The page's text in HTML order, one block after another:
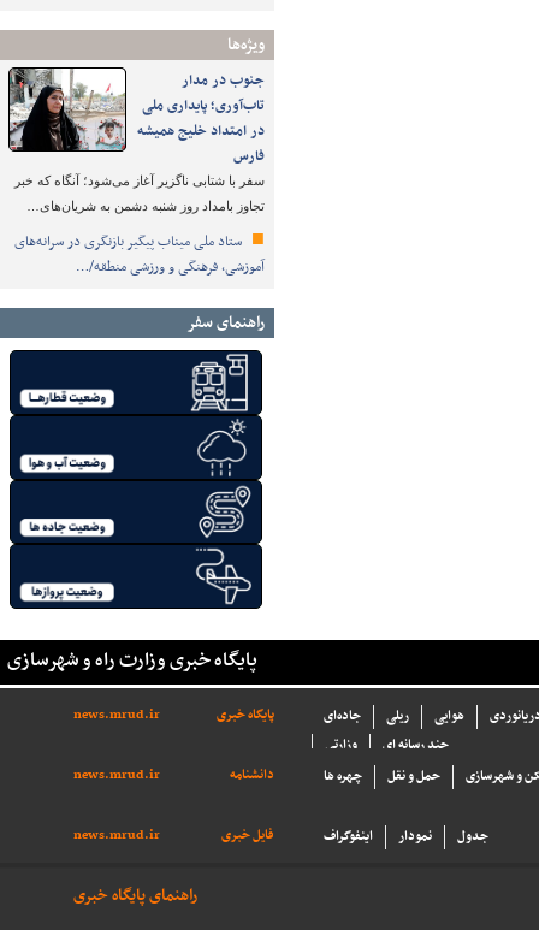
ویژه‌ها
جنوب در مدار
تاب‌آوری؛ پایداری ملی
در امتداد خلیج همیشه
فارس
سفر با شتابی ناگزیر آغاز می‌شود؛ آنگاه که خبر
تجاوز بامداد روز شنبه دشمن به شریان‌های…
ستاد ملی میناب پیگیر بازنگری در سرانه‌های
آموزشی، فرهنگی و ورزشی منطقه/…
راهنمای سفر
پایگاه خبری وزارت راه و شهرسازی
پایگاه خبری news.mrud.ir جاده‌ای ریلی هوایی
وزارتی
چند رسانه ای
دانشنامه
news.mrud.ir چهره ها حمل و نقل و شهرسازی
فایل خبری news.mrud.ir اینفوگراف نمودار جدول
راهنمای پایگاه خبری